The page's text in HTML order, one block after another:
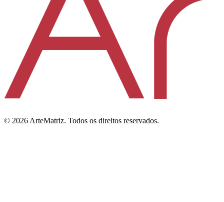
© 2026 ArteMatriz. Todos os direitos reservados.